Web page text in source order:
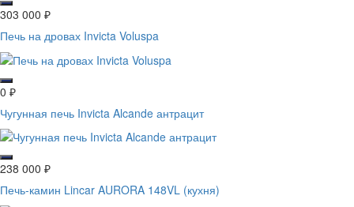
303 000 ₽
Печь на дровах Invicta Voluspa
0 ₽
Чугунная печь Invicta Alcande антрацит
238 000 ₽
Печь-камин Lincar AURORA 148VL (кухня)